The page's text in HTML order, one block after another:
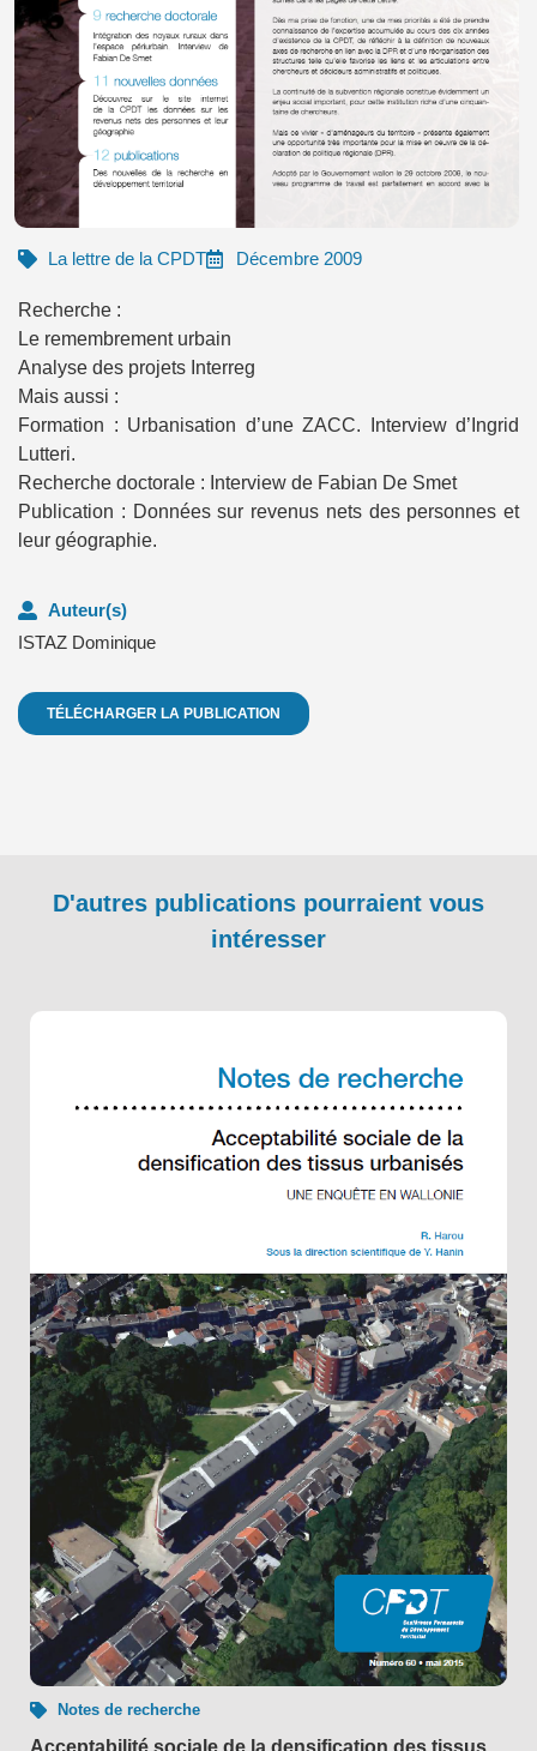
La lettre de la CPDT Décembre 2009
Recherche :
Le remembrement urbain
Analyse des projets Interreg
Mais aussi :
Formation : Urbanisation d’une ZACC. Interview d’Ingrid
Lutteri.
Recherche doctorale : Interview de Fabian De Smet
Publication : Données sur revenus nets des personnes et
leur géographie.
Auteur(s)
ISTAZ Dominique
TÉLÉCHARGER LA PUBLICATION
D'autres publications pourraient vous
intéresser
Notes de recherche